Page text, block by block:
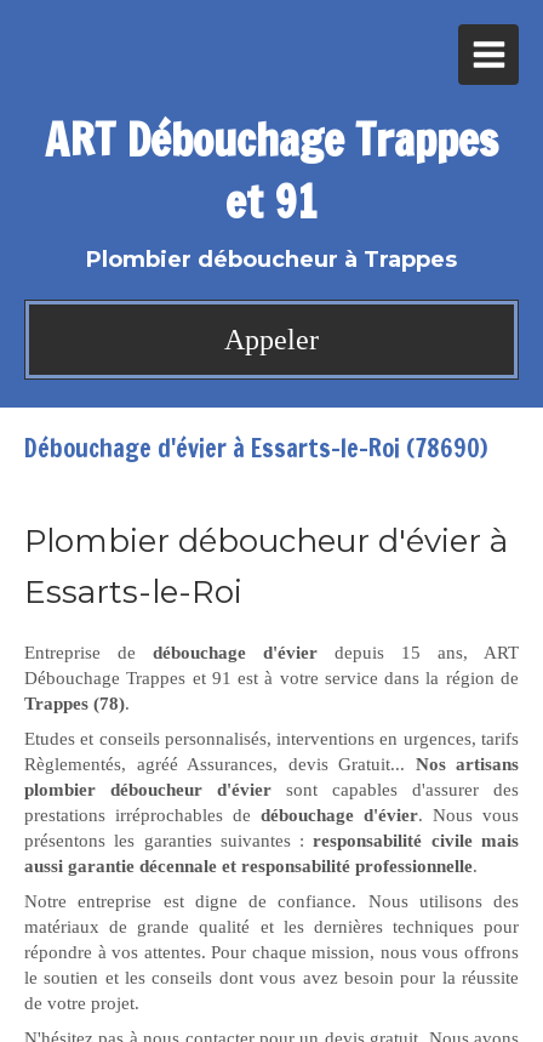
ART Débouchage Trappes
et 91
Plombier déboucheur à Trappes
Appeler
Débouchage d'évier à Essarts-le-Roi (78690)
Plombier déboucheur d'évier à
Essarts-le-Roi
Entreprise de débouchage d'évier depuis 15 ans, ART
Débouchage Trappes et 91 est à votre service dans la région de
Trappes (78).
Etudes et conseils personnalisés, interventions en urgences, tarifs
Règlementés, agréé Assurances, devis Gratuit... Nos artisans
plombier déboucheur d'évier sont capables d'assurer des
prestations irréprochables de débouchage d'évier. Nous vous
présentons les garanties suivantes :responsabilité civile mais
aussi garantie décennale et responsabilité professionnelle.
Notre entreprise est digne de confiance. Nous utilisons des
matériaux de grande qualité et les dernières techniques pour
répondre à vos attentes. Pour chaque mission, nous vous offrons
le soutien et les conseils dont vous avez besoin pour la réussite
de votre projet.